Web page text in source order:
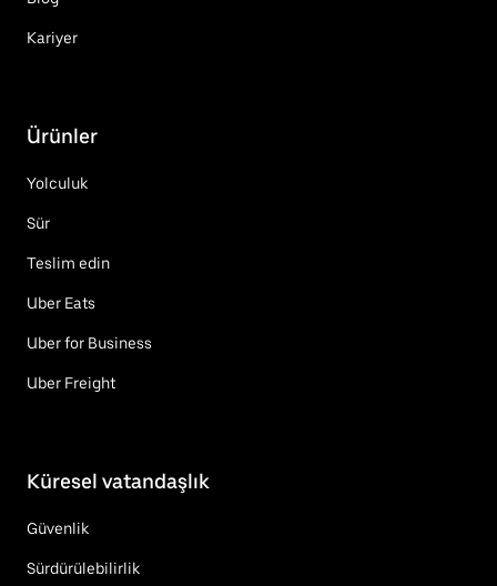
Kariyer
Ürünler
Yolculuk
Sür
Teslim edin
Uber Eats
Uber for Business
Uber Freight
Küresel vatandaşlık
Güvenlik
Sürdürülebilirlik